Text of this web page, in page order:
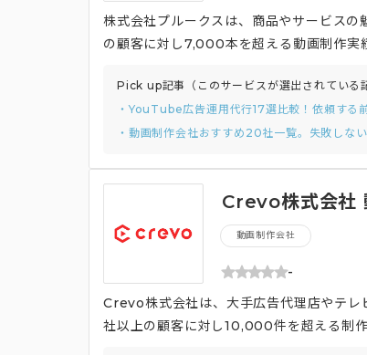
株式会社プルークスは、商品やサービス
の顧客に対し7,000本を超える動画制作実
コンサルティング型アプローチを採用し
解決に最適な動画制作を実現しています
期や大量発注にも柔軟に対応できる体制
す。
Pick up記事（このサービスが選出されている
・YouTube広告運用代行17選比較！依頼する
・動画制作会社おすすめ20社一覧。失敗しな
Crevo株式会社
動画制作会社
-
Crevo株式会社は、大手広告代理店やテ
社以上の顧客に対し10,000件を超える制